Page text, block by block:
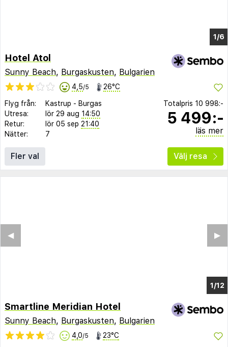
1/2
Hotel Atol
Sunny Beach, Burgaskusten, Bulgarien
4,5/5 26°C
Flyg från: Kastrup - Burgas
Utresa:
lör 29 aug 14:50
Retur:
lör 05 sep 21:40
Nätter:
7
Totalpris 10 998:-
5 499:-
läs mer
Fler val Välj resa
1/6
▶︎
◀︎
Smartline Meridian Hotel
Sunny Beach, Burgaskusten, Bulgarien
4,0/5 23°C